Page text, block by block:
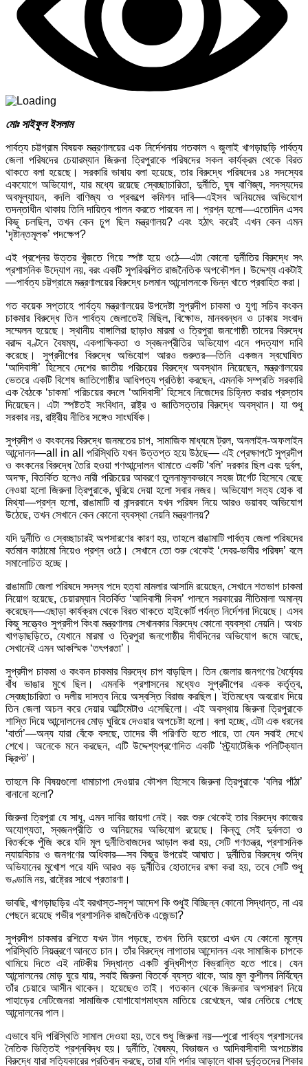
মোঃ সাইফুল ইসলাম
পার্বত্য চট্টগ্রাম বিষয়ক মন্ত্রণালয়ের এক নির্দেশনায় গতকাল ৭ জুলাই খাগড়াছড়ি পার্বত্য
জেলা পরিষদের চেয়ারম্যান জিরুনা ত্রিপুরাকে পরিষদের সকল কার্যক্রম থেকে বিরত
থাকতে বলা হয়েছে। সরকারি ভাষায় বলা হয়েছে, তার বিরুদ্ধে পরিষদের ১৪ সদস্যের
একযোগে অভিযোগ, যার মধ্যে রয়েছে স্বেচ্ছাচারিতা, দুর্নীতি, ঘুষ বাণিজ্য, সদস্যদের
অবমূল্যায়ন, বদলি বাণিজ্য ও প্রকল্পে কমিশন দাবি—এইসব অনিয়মের অভিযোগ
তদন্তাধীন থাকায় তিনি দায়িত্ব পালন করতে পারবেন না। প্রশ্ন হলো—এতোদিন এসব
কিছু চলছিল, তখন কেন চুপ ছিল মন্ত্রণালয়? এবং হঠাৎ করেই এখন কেন এমন
‘দৃষ্টান্তমূলক’ পদক্ষেপ?
এই প্রশ্নের উত্তর খুঁজতে গিয়ে স্পষ্ট হয়ে ওঠে—এটা কোনো দুর্নীতির বিরুদ্ধে সৎ
প্রশাসনিক উদ্যোগ নয়, বরং একটি সুপরিকল্পিত রাজনৈতিক অপকৌশল। উদ্দেশ্য একটাই
—পার্বত্য চট্টগ্রামে মন্ত্রণালয়ের বিরুদ্ধে চলমান আন্দোলনকে ভিন্ন খাতে প্রবাহিত করা।
গত কয়েক সপ্তাহে পার্বত্য মন্ত্রণালয়ের উপদেষ্টা সুপ্রদীপ চাকমা ও যুগ্ম সচিব কংকন
চাকমার বিরুদ্ধে তিন পার্বত্য জেলাতেই মিছিল, বিক্ষোভ, মানববন্ধন ও ঢাকায় সংবাদ
সম্মেলন হয়েছে। স্থানীয় বাঙ্গালিরা ছাড়াও মারমা ও ত্রিপুরা জনগোষ্ঠী তাদের বিরুদ্ধে
বরাদ্দ বণ্টনে বৈষম্য, একপাক্ষিকতা ও স্বজনপ্রীতির অভিযোগ এনে পদত্যাগ দাবি
করেছে। সুপ্রদীপের বিরুদ্ধে অভিযোগ আরও গুরুতর—তিনি একজন স্বঘোষিত
‘আদিবাসী’ হিসেবে দেশের জাতীয় পরিচয়ের বিরুদ্ধে অবস্থান নিয়েছেন, মন্ত্রণালয়ের
ভেতরে একটি বিশেষ জাতিগোষ্ঠীর আধিপত্য প্রতিষ্ঠা করছেন, এমনকি সম্প্রতি সরকারি
এক বৈঠকে ‘চাকমা’ পরিচয়ের বদলে ‘আদিবাসী’ হিসেবে নিজেদের চিহ্নিত করার প্রস্তাব
দিয়েছেন। এটা স্পষ্টতই সংবিধান, রাষ্ট্র ও জাতিসত্তার বিরুদ্ধে অবস্থান। যা শুধু
সরকার নয়, রাষ্ট্রীয় নীতির সঙ্গেও সাংঘর্ষিক।
সুপ্রদীপ ও কংকনের বিরুদ্ধে জনমতের চাপ, সামাজিক মাধ্যমে ট্রল, অনলাইন-অফলাইন
আন্দোলন—all in all পরিস্থিতি যখন উত্তপ্ত হয়ে উঠছে— এই প্রেক্ষাপটে সুপ্রদীপ
ও কংকনের বিরুদ্ধে তৈরি হওয়া গণআন্দোলন থামাতে একটি ‘বলি’ দরকার ছিল এবং দুর্বল,
অদক্ষ, বিতর্কিত হলেও নারী পরিচয়ের আবরণে তুলনামূলকভাবে সহজ টার্গেট হিসেবে বেছে
নেওয়া হলো জিরুনা ত্রিপুরাকে, ঘুরিয়ে দেয়া হলো সবার নজর। অভিযোগ সত্য হোক বা
মিথ্যা—প্রশ্ন হলো, রাঙামাটি বা বান্দরবানে যখন পরিষদ নিয়ে আরও ভয়াবহ অভিযোগ
উঠেছে, তখন সেখানে কেন কোনো ব্যবস্থা নেয়নি মন্ত্রণালয়?
যদি দুর্নীতি ও স্বেচ্ছাচারই অপসারণের কারণ হয়, তাহলে রাঙামাটি পার্বত্য জেলা পরিষদের
বর্তমান কাঠামো নিয়েও প্রশ্ন ওঠে। সেখানে তো শুরু থেকেই ‘দেবর-ভাবীর পরিষদ’ বলে
সমালোচিত হচ্ছে।
রাঙামাটি জেলা পরিষদে সদস্য পদে হত্যা মামলার আসামি রয়েছেন, সেখানে শতভাগ চাকমা
নিয়োগ হয়েছে, চেয়ারম্যান বিতর্কিত ‘আদিবাসী দিবস’ পালনে সরকারের নীতিমালা অমান্য
করেছেন—এছাড়া কার্যক্রম থেকে বিরত থাকতে হাইকোর্ট পর্যন্ত নির্দেশনা দিয়েছে। এসব
কিছু সত্ত্বেও সুপ্রদীপ কিংবা মন্ত্রণালয় সেখানকার বিরুদ্ধে কোনো ব্যবস্থা নেয়নি। অথচ
খাগড়াছড়িতে, যেখানে মারমা ও ত্রিপুরা জনগোষ্ঠীর দীর্ঘদিনের অভিযোগ জমে আছে,
সেখানেই এমন আকস্মিক ‘তৎপরতা’।
সুপ্রদীপ চাকমা ও কংকন চাকমার বিরুদ্ধে চাপ বাড়ছিল। তিন জেলার জনগণের ধৈর্য্যের
বাঁধ ভাঙার মুখে ছিল। এমনকি প্রশাসনের মধ্যেও সুপ্রদীপের একক কর্তৃত্ব,
স্বেচ্ছাচারিতা ও দলীয় দাসত্ব নিয়ে অস্বস্তি বিরাজ করছিল। ইতিমধ্যে অবরোধ দিয়ে
তিন জেলা অচল করে দেয়ার আল্টিমেটাও এসেছিলো। এই অবস্থায় জিরুনা ত্রিপুরাকে
শাস্তি দিয়ে আন্দোলনের মোড় ঘুরিয়ে দেওয়ার অপচেষ্টা হলো। বলা হচ্ছে, এটা এক ধরনের
‘বার্তা’—অন্য যারা বেঁকে বসছে, তাদের কী পরিণতি হতে পারে, তা যেন সবাই দেখে
শেখে। অনেকে মনে করছেন, এটি উদ্দেশ্যপ্রণোদিত একটি ‘স্ট্র্যাটেজিক পলিটিক্যাল
স্ক্রিপ্ট’।
তাহলে কি বিষয়গুলো ধামাচাপা দেওয়ার কৌশল হিসেবে জিরুনা ত্রিপুরাকে ‘বলির পাঁঠা’
বানানো হলো?
জিরুনা ত্রিপুরা যে সাধু, এমন দাবির জায়গা নেই। বরং শুরু থেকেই তার বিরুদ্ধে কাজের
অযোগ্যতা, স্বজনপ্রীতি ও অনিয়মের অভিযোগ রয়েছে। কিন্তু সেই দুর্বলতা ও
বিতর্ককে পুঁজি করে যদি মূল দুর্নীতিবাজদের আড়াল করা হয়, সেটি গণতন্ত্র, প্রশাসনিক
ন্যায়বিচার ও জনগণের অধিকার—সব কিছুর উপরেই আঘাত। দুর্নীতির বিরুদ্ধে শুদ্ধি
অভিযানের মুখোশ পরে যদি আরও বড় দুর্নীতির হোতাদের রক্ষা করা হয়, তবে সেটি শুধু
ভণ্ডামি নয়, রাষ্ট্রের সাথে প্রতারণা।
ভাবছি, খাগড়াছড়ির এই বরখাস্ত-সদৃশ আদেশ কি শুধুই বিচ্ছিন্ন কোনো সিদ্ধান্ত, না এর
পেছনে রয়েছে গভীর প্রশাসনিক রাজনৈতিক এজেন্ডা?
সুপ্রদীপ চাকমার রশিতে যখন টান পড়ছে, তখন তিনি হয়তো এখন যে কোনো মূল্যে
পরিস্থিতি নিয়ন্ত্রণে আনতে চান। তাঁর বিরুদ্ধে লাগাতার আন্দোলন এবং সামাজিক চাপকে
থামিয়ে দিতে এই নাটকীয় সিদ্ধান্ত একটি বুদ্ধিদীপ্ত বিভ্রান্তি হতে পারে। যেন
আন্দোলনের মোড় ঘুরে যায়, সবাই জিরুনা বিতর্কে ব্যস্ত থাকে, আর মূল কুশীলব নির্বিঘ্নে
তাঁর চেয়ারে আসীন থাকেন। হয়েছেও তাই। গতকাল থেকে জিরুনার অপসারণ নিয়ে
পাহাড়ের নেটিজেনরা সামাজিক যোগাযোগমাধ্যম মাতিয়ে রেখেছেন, আর নেতিয়ে গেছে
আন্দোলনের পাল।
এভাবে যদি পরিস্থিতি সামাল দেওয়া হয়, তবে শুধু জিরুনা নয়—পুরো পার্বত্য প্রশাসনের
নৈতিক ভিত্তিই প্রশ্নবিদ্ধ হয়। দুর্নীতি, বৈষম্য, বিভাজন ও আদিবাসীবাদী অপচেষ্টার
বিরুদ্ধে যারা সত্যিকারের প্রতিবাদ করছে, তারা যদি পর্দার আড়ালে থাকা দুর্বৃত্তদের শিকার